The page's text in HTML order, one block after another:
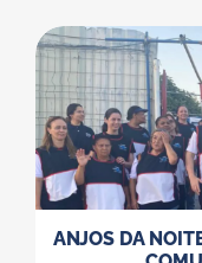
ANJOS DA